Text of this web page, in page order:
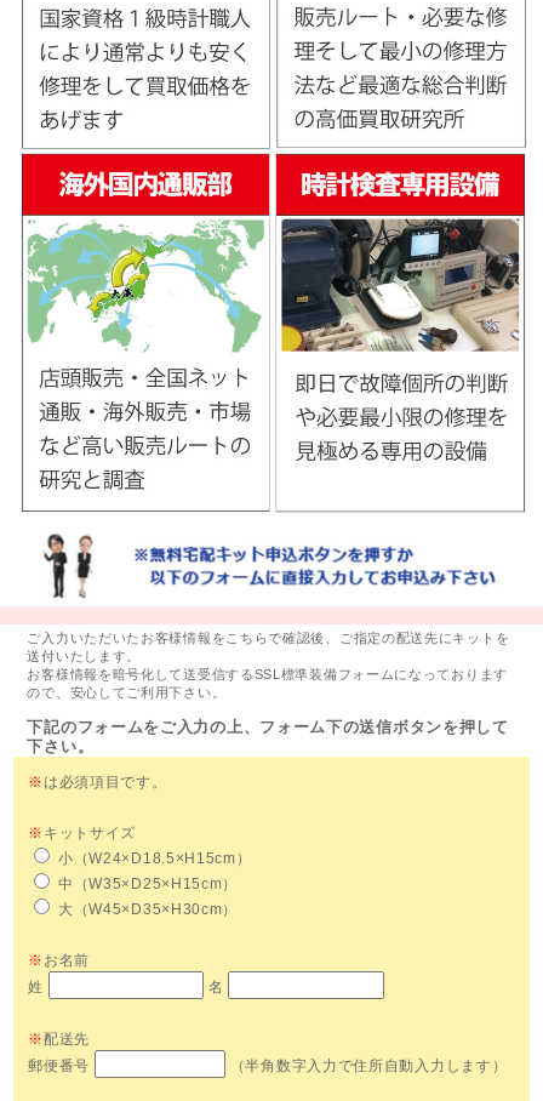
ご入力いただいたお客様情報をこちらで確認後、ご指定の配送先にキットを
送付いたします。
お客様情報を暗号化して送受信するSSL標準装備フォームになっております
ので、安心してご利用下さい。
下記のフォームをご入力の上、フォーム下の送信ボタンを押して
下さい。
※ は必須項目です。
※ キットサイズ
小（W24×D18.5×H15cm）
中（W35×D25×H15cm）
大（W45×D35×H30cm）
※ お名前
姓
名
※ 配送先
郵便番号
（半角数字入力で住所自動入力します）